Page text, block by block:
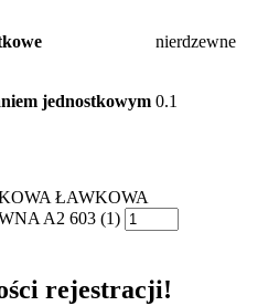
nierdzewne
jednostkowym 0.1
ŁAWKOWA
A2 603 (1)
rejestracji!